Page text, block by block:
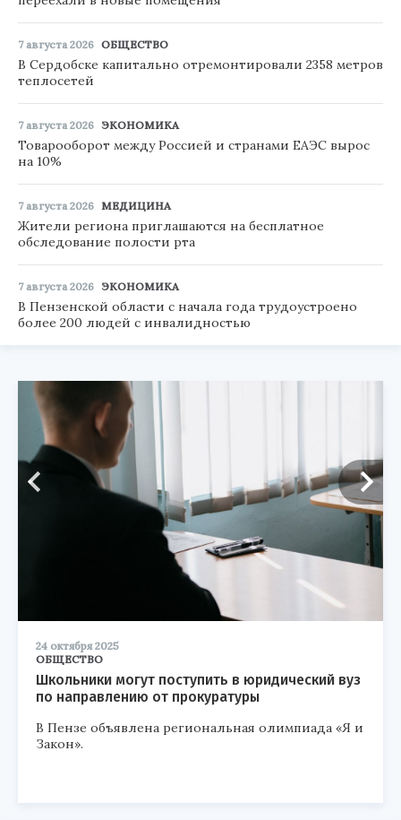
7 августа 2026 ОБЩЕСТВО
В Сердобске капитально отремонтировали 2358 метров
теплосетей
7 августа 2026 ЭКОНОМИКА
Товарооборот между Россией и странами ЕАЭС вырос
на 10%
7 августа 2026 МЕДИЦИНА
Жители региона приглашаются на бесплатное
обследование полости рта
7 августа 2026 ЭКОНОМИКА
В Пензенской области с начала года трудоустроено
более 200 людей с инвалидностью
24 октября 2025
ОБЩЕСТВО
Школьники могут поступить в юридический вуз
по направлению от прокуратуры
В Пензе объявлена региональная олимпиада «Я и
Закон».